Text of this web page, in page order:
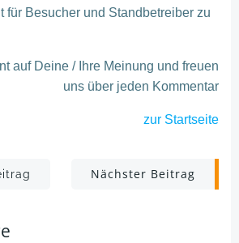
für Besucher und Standbetreiber zu
auf Deine / Ihre Meinung und freuen
uns über jeden Kommentar
zur Startseite
Post
Nächster Beitrag